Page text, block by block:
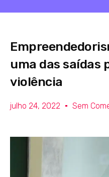
uma das saídas
violência
julho 24, 2022 Sem